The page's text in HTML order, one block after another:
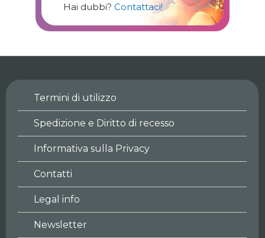
Hai dubbi? Contattaci!
Termini di utilizzo
Spedizione e Diritto di recesso
Informativa sulla Privacy
Contatti
Legal info
Newsletter